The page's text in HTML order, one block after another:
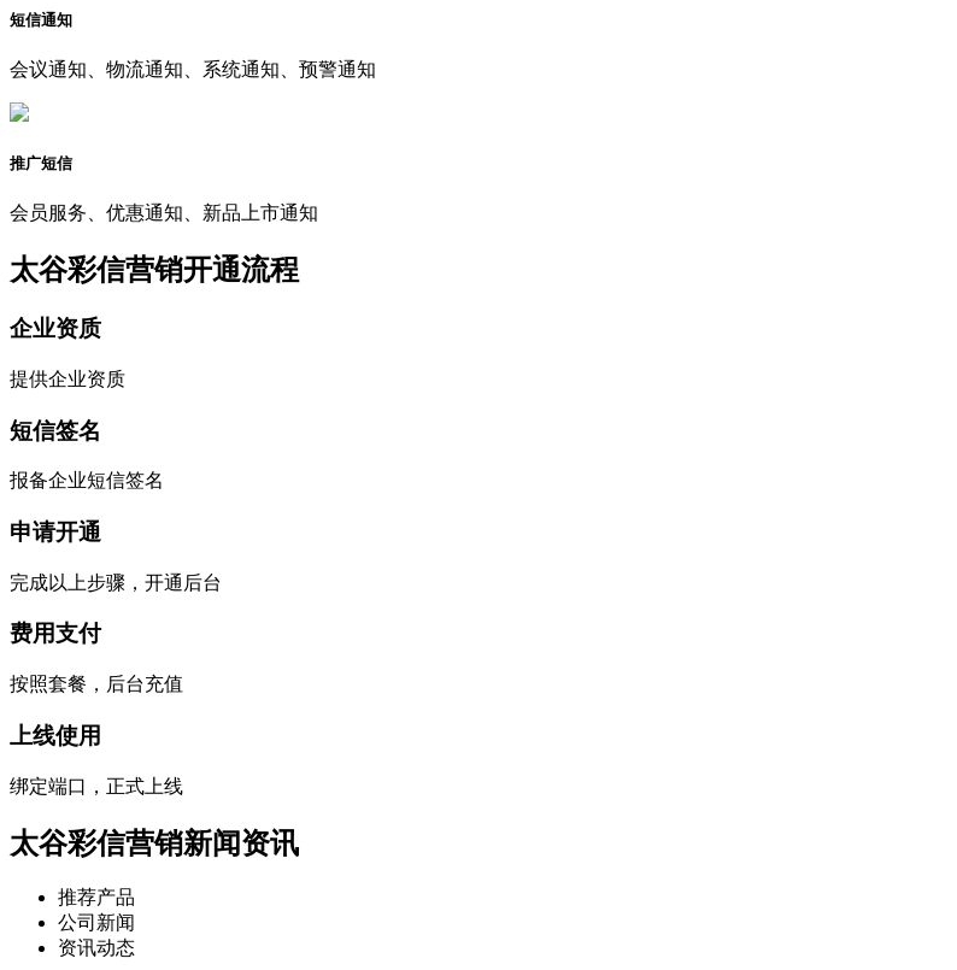
短信通知
会议通知、物流通知、系统通知、预警通知
推广短信
会员服务、优惠通知、新品上市通知
太谷彩信营销开通流程
企业资质
提供企业资质
短信签名
报备企业短信签名
申请开通
完成以上步骤，开通后台
费用支付
按照套餐，后台充值
上线使用
绑定端口，正式上线
太谷彩信营销新闻资讯
推荐产品
公司新闻
资讯动态